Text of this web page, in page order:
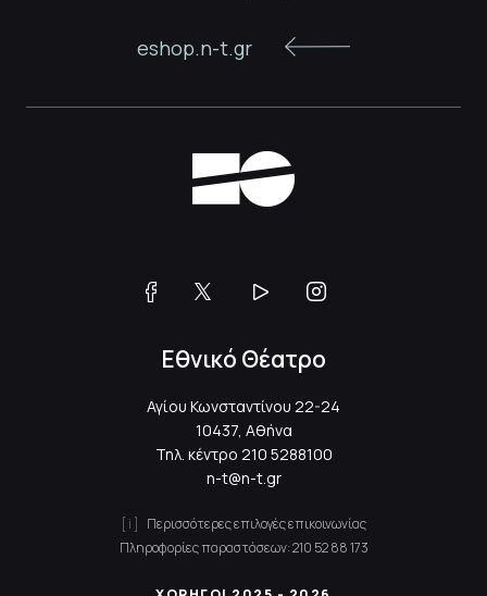
eshop.n-t.gr
Εθνικό Θέατρο
Αγίου Κωνσταντίνου 22-24
10437, Αθήνα
Τηλ. κέντρο 210 5288100
n-t@n-t.gr
Περισσότερες επιλογές επικοινωνίας
Πληροφορίες παραστάσεων:210 52 88 173